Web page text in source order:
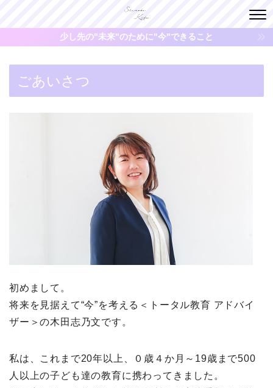
少し先の"未来"のために"今"できること
ごあいさつ
初めまして。
将来を見据えて“今”を考える＜トータル教育 アドバイ
ザー＞の木田志乃文です。
私は、これまで20年以上、０歳４か月～19歳まで500
人以上の子ども達の教育に携わってきました。